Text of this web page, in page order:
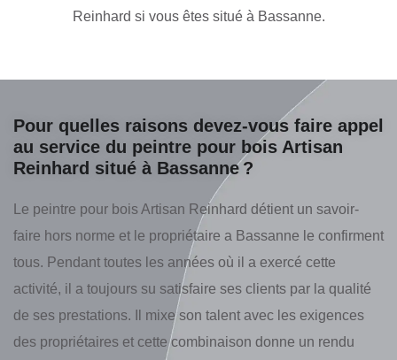
Reinhard si vous êtes situé à Bassanne.
Pour quelles raisons devez-vous faire appel
au service du peintre pour bois Artisan
Reinhard situé à Bassanne ?
Le peintre pour bois Artisan Reinhard détient un savoir-
faire hors norme et le propriétaire a Bassanne le confirment
tous. Pendant toutes les années où il a exercé cette
activité, il a toujours su satisfaire ses clients par la qualité
de ses prestations. Il mixe son talent avec les exigences
des propriétaires et cette combinaison donne un rendu